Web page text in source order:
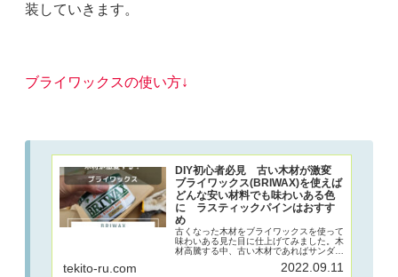
装していきます。
ブライワックスの使い方↓
DIY初心者必見 古い木材が激変
ブライワックス(BRIWAX)を使えば
どんな安い材料でも味わいある色
に ラスティックパインはおすす
め
古くなった木材をブライワックスを使って
味わいある見た目に仕上げてみました。木
材高騰する中、古い木材であればサンダー
ややすりで磨くことで再利用が可能。ブラ
イワックスで仕上げることで、DIYとは思
tekito-ru.com 2022.09.11